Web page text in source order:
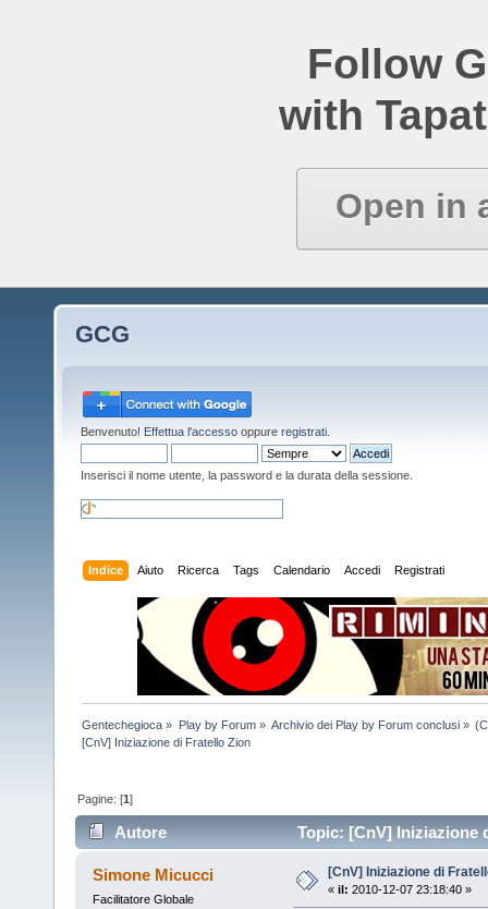
Follow
with
Open in
GCG
Benvenuto! Effettua l'accesso oppure registrati
Inserisci il nome utente, la password e la durata della sessione.
Indice Aiuto Ricerca Tags Calendario Accedi Registrati
Gentechegioca » Play by Forum» Archivio dei Play by Forum conclusi»
[CnV] Iniziazione di Fratello Zion
Pagine: [1]
Autore Topic: [CnV] Iniziazione
Simone Micucci
Facilitatore Globale
[CnV] Iniziazione di
« il: 2010-12-07 23:18:40 »